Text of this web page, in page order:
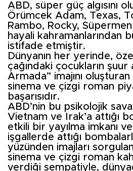
ABD, süper güç algısını
Örümcek Adam, Texas,
Rambo, Rocky,
hayali kahramanlarından
istifade etmiştir.
Dünyanın her yerinde,
çağındaki çocukların şuur
Armada” imajını oluşturan
sinema ve çizgi roman
başarısıdır.
ABD’nin bu psikolojik
Vietnam ve Irak’a attığı
etkili bir yayılma imkanı
işgallerde attığı
yüzünden imajları
sinema ve çizgi roman
verdiği sempatiyle,